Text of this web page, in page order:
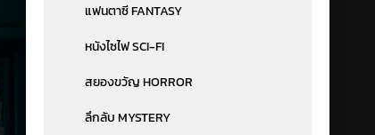
แฟนตาซี FANTASY
หนังไซไฟ SCI-FI
สยองขวัญ HORROR
ลึกลับ MYSTERY